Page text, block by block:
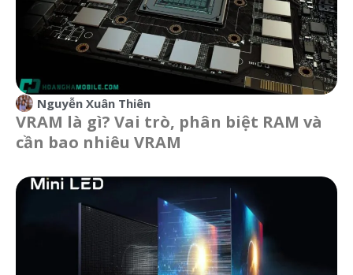
Nguyễn Xuân Thiên
VRAM là gì? Vai trò, phân biệt RAM và
cần bao nhiêu VRAM